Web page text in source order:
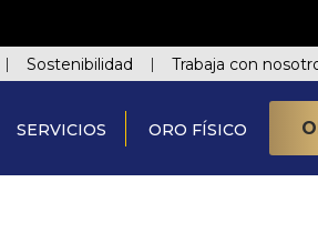
Sostenibilidad Trabaja con
SERVICIOS ORO FÍSICO